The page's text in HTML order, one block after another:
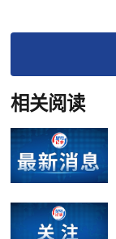
相关阅读